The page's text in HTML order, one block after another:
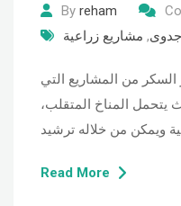
By reham
, مشاريع زراعية
من المشاريع التي
المناخ المتقلب،
Read More